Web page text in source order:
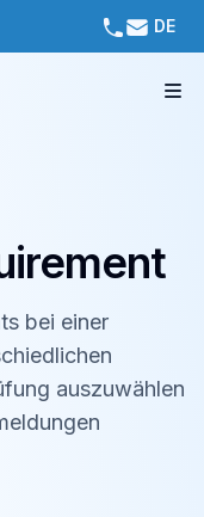
DE
bei einer
auszuwählen